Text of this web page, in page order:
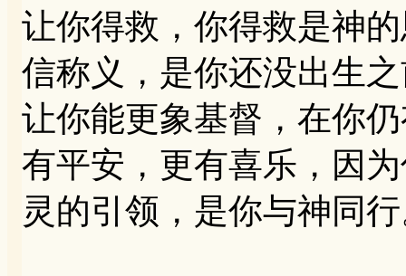
让你得救，你得救是神
信称义，是你还没出生
让你能更象基督，在你
有平安，更有喜乐，因
灵的引领，是你与神同